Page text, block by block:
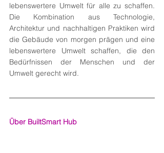
lebenswertere Umwelt für alle zu schaffen.
Die Kombination aus Technologie,
Architektur und nachhaltigen Praktiken wird
die Gebäude von morgen prägen und eine
lebenswertere Umwelt schaffen, die den
Bedürfnissen der Menschen und der
Umwelt gerecht wird.
Über BuiltSmart Hub